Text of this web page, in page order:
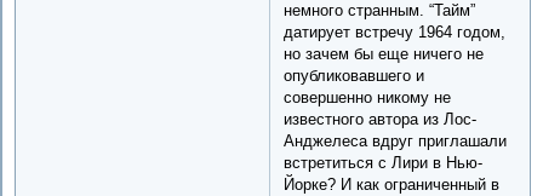
немного странным. “Тайм”
датирует встречу 1964 годом,
но зачем бы еще ничего не
опубликовавшего и
совершенно никому не
известного автора из Лос-
Анджелеса вдруг приглашали
встретиться с Лири в Нью-
Йорке? И как ограниченный в